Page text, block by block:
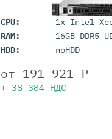
CPU:
RAM:
16GB DDR5
HDD:
noHDD
от 191 921 ₽
+ 38 384 НДС